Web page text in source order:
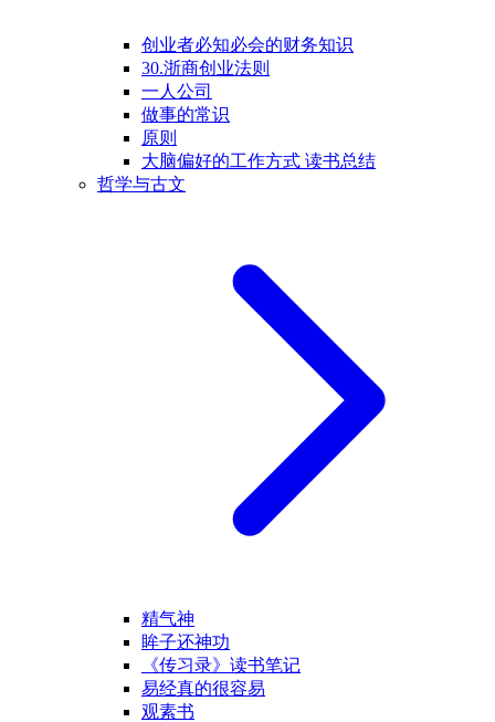
创业者必知必会的财务知识
30.浙商创业法则
一人公司
做事的常识
原则
大脑偏好的工作方式 读书总结
哲学与古文
精气神
眸子还神功
《传习录》读书笔记
易经真的很容易
观素书